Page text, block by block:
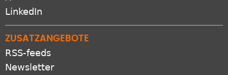
LinkedIn
ZUSATZANGEBOTE
RSS-feeds
Newsletter